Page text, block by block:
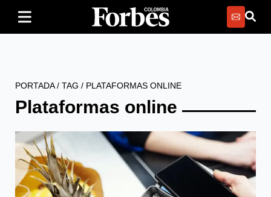
PORTADA/ TAG / PLATAFORMAS ONLINE
Plataformas online